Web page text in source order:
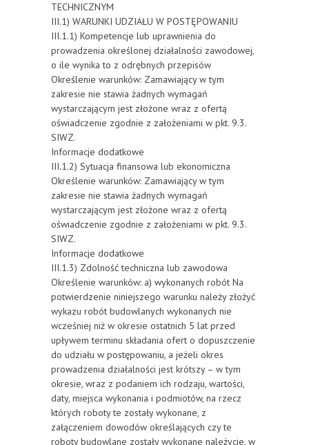
TECHNICZNYM
III.1) WARUNKI UDZIAŁU W POSTĘPOWANIU
III.1.1) Kompetencje lub uprawnienia do
prowadzenia określonej działalności zawodowej,
o ile wynika to z odrębnych przepisów
Określenie warunków: Zamawiający w tym
zakresie nie stawia żadnych wymagań
wystarczającym jest złożone wraz z ofertą
oświadczenie zgodnie z założeniami w pkt. 9.3.
SIWZ.
Informacje dodatkowe
III.1.2) Sytuacja finansowa lub ekonomiczna
Określenie warunków: Zamawiający w tym
zakresie nie stawia żadnych wymagań
wystarczającym jest złożone wraz z ofertą
oświadczenie zgodnie z założeniami w pkt. 9.3.
SIWZ.
Informacje dodatkowe
III.1.3) Zdolność techniczna lub zawodowa
Określenie warunków: a) wykonanych robót Na
potwierdzenie niniejszego warunku należy złożyć
wykazu robót budowlanych wykonanych nie
wcześniej niż w okresie ostatnich 5 lat przed
upływem terminu składania ofert o dopuszczenie
do udziału w postępowaniu, a jeżeli okres
prowadzenia działalności jest krótszy – w tym
okresie, wraz z podaniem ich rodzaju, wartości,
daty, miejsca wykonania i podmiotów, na rzecz
których roboty te zostały wykonane, z
załączeniem dowodów określających czy te
roboty budowlane zostały wykonane należycie, w